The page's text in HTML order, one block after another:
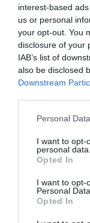
interest-based
us or personal
your opt-out. You
disclosure of your
IAB’s list of
also be disclosed
Downstream
Personal
I want to opt-
personal data.
Opted In
I want to opt-
Personal Data.
Opted In
Dejando de
culturales, el
como
de acero del
firmas
ventas se
dólares y
6.000